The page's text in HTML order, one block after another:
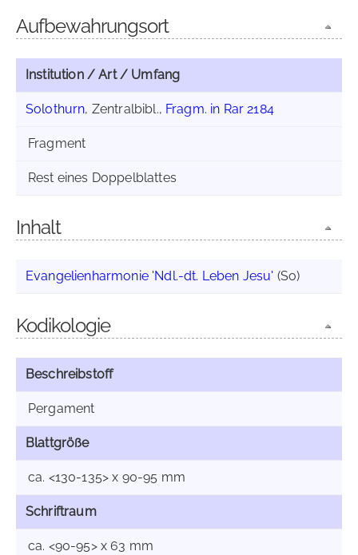
Aufbewahrungsort
Institution / Art / Umfang
Solothurn, Zentralbibl., Fragm. in Rar 2184
Fragment
Rest eines Doppelblattes
Inhalt
Evangelienharmonie 'Ndl.-dt. Leben Jesu' (So)
Kodikologie
Beschreibstoff
Pergament
Blattgröße
ca. <130-135> x 90-95 mm
Schriftraum
ca. <90-95> x 63 mm